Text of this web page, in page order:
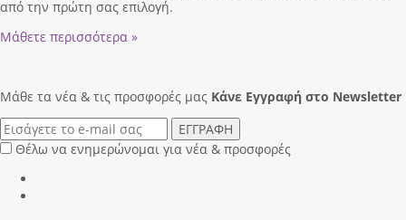
από την πρώτη σας επιλογή.
Μάθετε περισσότερα »
Μάθε τα νέα & τις προσφορές μας Κάνε Eγγραφή στο Newsletter
ΕΓΓΡΑΦΗ
Θέλω να ενημερώνομαι για νέα & προσφορές